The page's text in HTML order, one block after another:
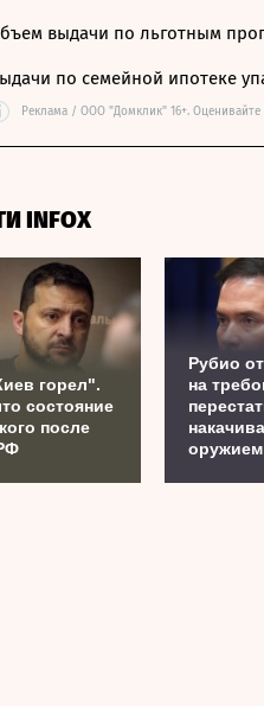
выдачи по льготным
по семейной ипотеке
i Реклама / ООО "Домклик" 16+.
INFOX
горел".
состояние
после
Рубио
на
оружием